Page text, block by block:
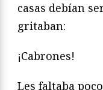
casas debían
gritaban:
¡Cabrones!
Les faltaba